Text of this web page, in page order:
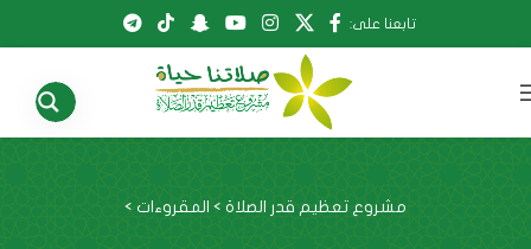
تابعنا على:
مشروع تعظيم قدر الصلاة > المقروءات >